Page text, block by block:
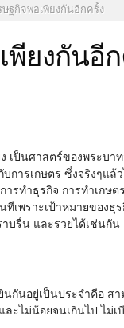
ฐกิจพอเพียงกันอีกครั้ง
ยงกันอี
ป็นศาสตร์ของพระบาท
บการเกษตร ซึ่งจริงๆแ
ารทำธุรกิจ การทำเกษ
เพราะเป้าหมายของ
าบรื่น และรวยได้เช่นกัน
กันอยู่เป็นประจำคือ สา
ะไม่น้อยจนเกินไป ไม่เ